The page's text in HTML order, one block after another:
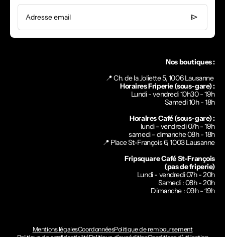
Adresse email
Nos boutiques :
📍 Ch. de la Joliette 5, 1006 Lausanne
Horaires Friperie (sous-gare) :
Lundi - vendredi 10h30 - 19h
Samedi 10h - 18h
Horaires Café (sous-gare) :
lundi - vendredi 07h - 19h
samedi - dimanche 08h - 18h
📍 Place St-François 6, 1003 Lausanne
Fripsquare Café St-François
(pas de friperie)
Lundi - vendredi 07h - 20h
Samedi : 08h - 20h
Dimanche : 09h - 19h
Mentions légalesCoordonnéesPolitique de remboursement